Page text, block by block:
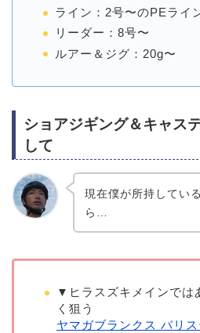
ライン：2号〜のPEライ
リーダー：8号〜
ルアー＆ジグ：20g〜
ショアジギング＆キャス
して
現在僕が所持してい
ら…
▼ヒラスズキメインでは
く狙う
ヤマガブランクス バリ